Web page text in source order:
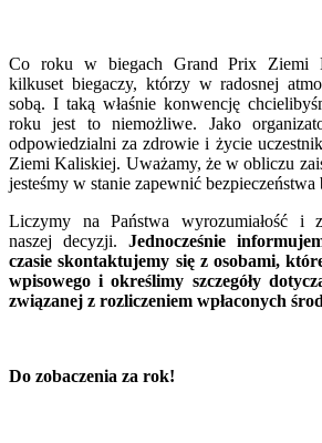
Co roku w biegach Grand Prix Ziemi
kilkuset biegaczy, którzy w radosnej
sobą. I taką właśnie konwencję
roku jest to niemożliwe. Jako
odpowiedzialni za zdrowie i życie
Ziemi Kaliskiej. Uważamy, że w obliczu
jesteśmy w stanie zapewnić bezpieczeństwa
Liczymy na Państwa wyrozumiałość i
naszej decyzji. Jednocześnie
czasie skontaktujemy się z osobami,
wpisowego i określimy szczegóły
związanej z rozliczeniem wpłaconych
Do zobaczenia za rok!